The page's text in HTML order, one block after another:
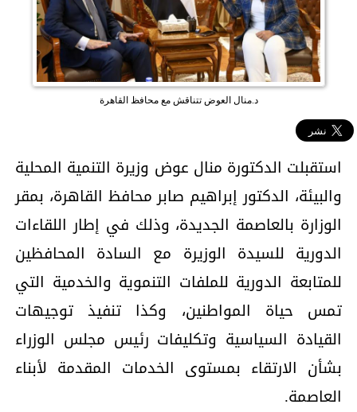
د.منال العوض تتناقش مع محافظ القاهرة
استقبلت الدكتورة منال عوض وزيرة التنمية المحلية
والبيئة، الدكتور إبراهيم صابر محافظ القاهرة، بمقر
الوزارة بالعاصمة الجديدة، وذلك في إطار اللقاءات
الدورية للسيدة الوزيرة مع السادة المحافظين
للمتابعة الدورية للملفات التنموية والخدمية التي
تمس حياة المواطنين، وكذا تنفيذ توجيهات
القيادة السياسية وتكليفات رئيس مجلس الوزراء
بشأن الارتقاء بمستوى الخدمات المقدمة لأبناء
العاصمة.